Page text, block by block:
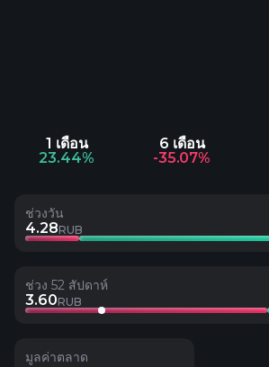
1 เดือน
23.44%
6 เดือน
-35.07%
ช่วงวัน
4.28RUB
ช่วง 52 สัปดาห์
3.60RUB
มูลค่าตลาด